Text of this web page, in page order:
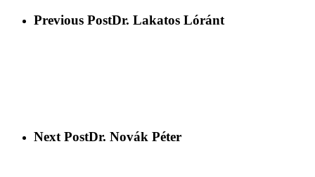
Previous PostDr. Lakatos Lóránt
Next PostDr. Novák Péter